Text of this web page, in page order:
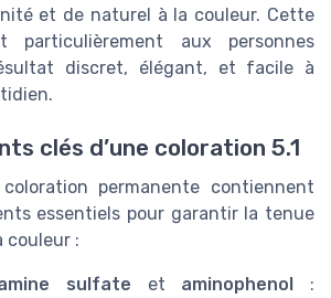
et de naturel à la couleur. Cette
particulièrement aux personnes
discret, élégant, et facile à
clés d’une coloration 5.1
permanente contiennent
essentiels pour garantir la tenue
couleur :
sulfate et aminophenol :